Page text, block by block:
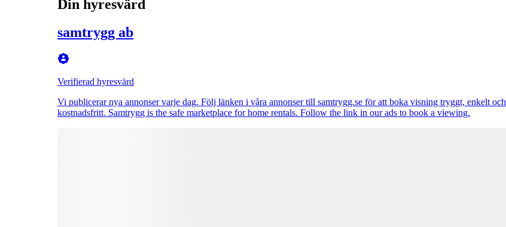
Din hyresvärd
samtrygg ab
Verifierad hyresvärd
Vi publicerar nya annonser varje dag. Följ länken i våra annonser till samtrygg.se för att boka visning tryggt, enkelt och
kostnadsfritt. Samtrygg is the safe marketplace for home rentals. Follow the link in our ads to book a viewing.